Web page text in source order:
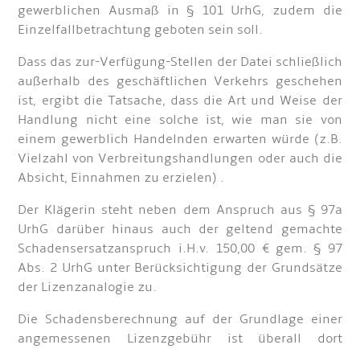
gewerblichen Ausmaß in § 101 UrhG, zudem die
Einzelfallbetrachtung geboten sein soll.
Dass das zur-Verfügung-Stellen der Datei schließlich
außerhalb des geschäftlichen Verkehrs geschehen
ist, ergibt die Tatsache, dass die Art und Weise der
Handlung nicht eine solche ist, wie man sie von
einem gewerblich Handelnden erwarten würde (z.B.
Vielzahl von Verbreitungshandlungen oder auch die
Absicht, Einnahmen zu erzielen) .
Der Klägerin steht neben dem Anspruch aus § 97a
UrhG darüber hinaus auch der geltend gemachte
Schadensersatzanspruch i.H.v. 150,00 € gem. § 97
Abs. 2 UrhG unter Berücksichtigung der Grundsätze
der Lizenzanalogie zu.
Die Schadensberechnung auf der Grundlage einer
angemessenen Lizenzgebühr ist überall dort